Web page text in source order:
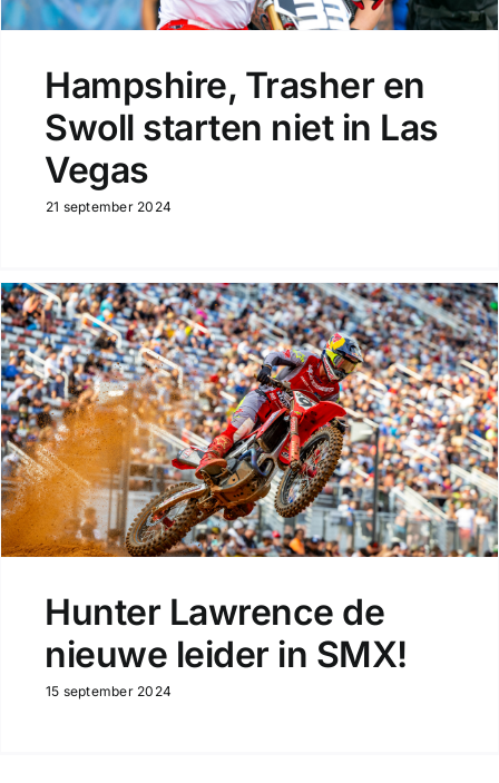
Hampshire, Trasher en
Swoll starten niet in Las
Vegas
21 september 2024
Hunter Lawrence de
nieuwe leider in SMX!
15 september 2024